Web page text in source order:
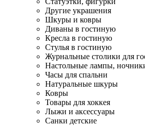
Другие украшения
Шкуры и ковры
Диваны в гостиную
Кресла в гостиную
Стулья в гостиную
Журнальные столики для
Настольные лампы,
Часы для спальни
Натуральные шкуры
Ковры
Товары для хоккея
Лыжи и аксессуары
Санки детские